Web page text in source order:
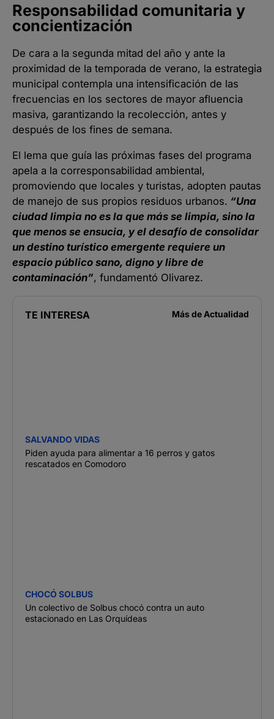
Responsabilidad comunitaria y
concientización
De cara a la segunda mitad del año y ante la
proximidad de la temporada de verano, la estrategia
municipal contempla una intensificación de las
frecuencias en los sectores de mayor afluencia
masiva, garantizando la recolección, antes y
después de los fines de semana.
El lema que guía las próximas fases del programa
apela a la corresponsabilidad ambiental,
promoviendo que locales y turistas, adopten pautas
de manejo de sus propios residuos urbanos. “Una
ciudad limpia no es la que más se limpia, sino la
que menos se ensucia, y el desafío de consolidar
un destino turístico emergente requiere un
espacio público sano, digno y libre de
contaminación”, fundamentó Olivarez.
TE INTERESA Más de Actualidad
SALVANDO VIDAS
Piden ayuda para alimentar a 16 perros y gatos
rescatados en Comodoro
CHOCÓ SOLBUS
Un colectivo de Solbus chocó contra un auto
estacionado en Las Orquídeas